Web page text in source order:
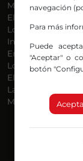
Más Música
El Madrugador
Lo Más Nuevo
Informativos
En Ruta
Locos por la
El
La Mañana de
Más Madrugada
navegación
Para más
Puede
"Aceptar" o
botón